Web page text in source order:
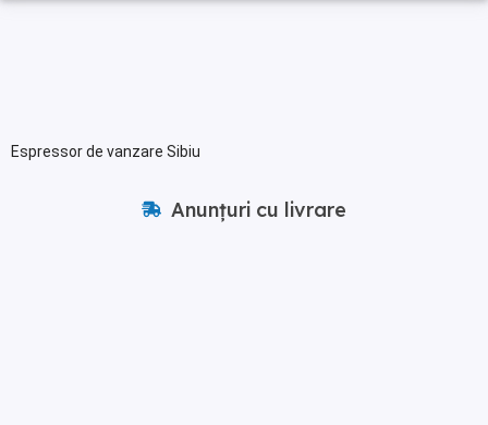
Espressor de vanzare Sibiu
Anunțuri cu livrare